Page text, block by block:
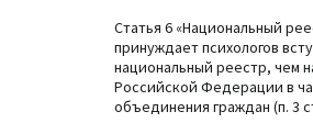
Статья 6 «Национальный
принуждает психологов
национальный реестр, чем
Российской Федерации в
объединения граждан (п. 3